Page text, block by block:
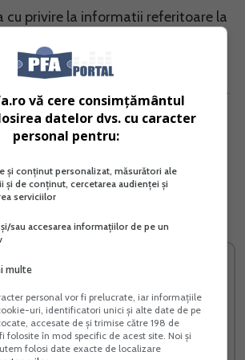
cu privire la informatii referitoare la
contabilitatii
baza de contracte de prestari
contabilitatii, conform art.10, alin.
1991, republicata, modificarile si
De asemenea, formularul 098
sa fie cuprinse datele de
care asigura organizarea si
vă cere consimțământul
datelor dvs. cu caracter
personal pentru:
și conținut personalizat, măsurători ale
și de conținut, cercetarea audienței și
serviciilor
sau accesarea informațiilor de pe un
multe
personal vor fi prelucrate, iar informațiile
uri, identificatori unici și alte date de pe
accesate de și trimise către 198 de
folosite în mod specific de acest site. Noi și
folosi date exacte de localizare